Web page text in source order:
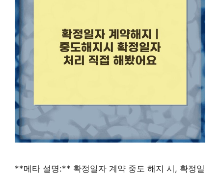
**메타 설명:** 확정일자 계약 중도 해지 시, 확정일